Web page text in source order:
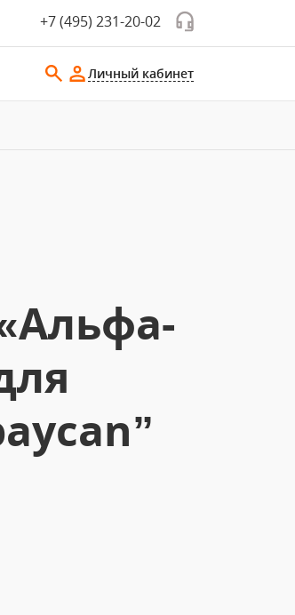
+7 (495) 231-20-02
Личный кабинет